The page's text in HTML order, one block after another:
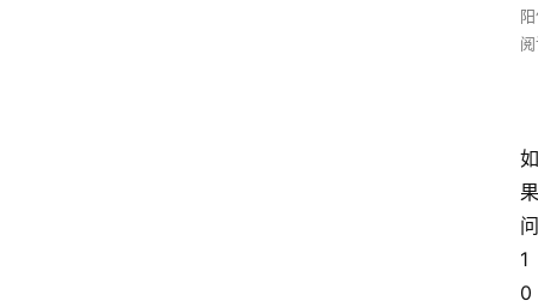
如
果
问
1
0